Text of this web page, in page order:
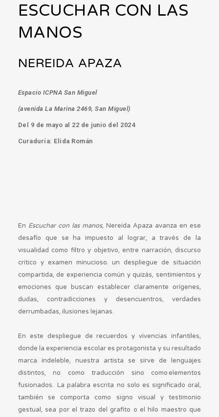
ESCUCHAR CON LAS
MANOS
NEREIDA APAZA
Espacio ICPNA San Miguel
(avenida La Marina 2469, San Miguel)
Del 9 de mayo al 22 de junio del 2024
Curaduría: Elida Román
En Escuchar con las manos, Nereida Apaza avanza en ese
desafío que se ha impuesto al lograr, a través de la
visualidad como filtro y objetivo, entre narración, discurso
crítico y examen minucioso. un despliegue de situación
compartida, de experiencia común y quizás, sentimientos y
emociones que buscan establecer claramente orígenes,
dudas, contradicciones y desencuentros, verdades
derrumbadas, ilusiones lejanas.
En este despliegue de recuerdos y vivencias infantiles,
donde la experiencia escolar es protagonista y su resultado
marca indeleble, nuestra artista se sirve de lenguajes
distintos, no como traducción sino como elementos
fusionados. La palabra escrita no solo es significado oral,
también se comporta como signo visual y testimonio
gestual, sea por el trazo del grafito o el hilo maestro que